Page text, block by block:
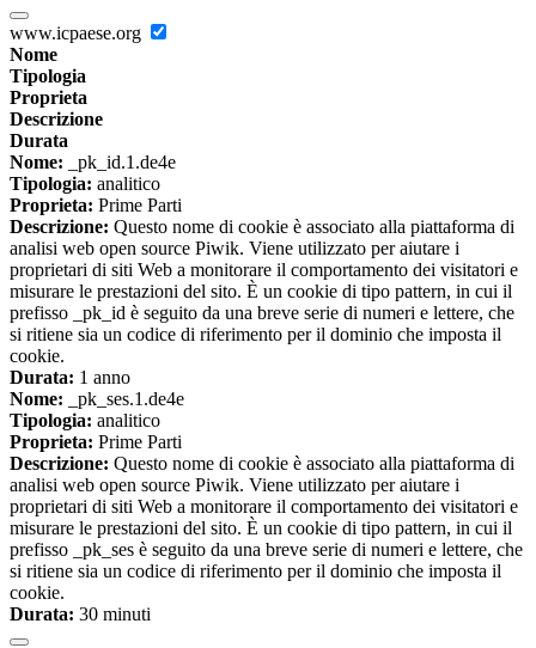
www.icpaese.org
Nome
Tipologia
Proprieta
Descrizione
Durata
Nome: _pk_id.1.de4e
Tipologia: analitico
Proprieta: Prime Parti
Descrizione: Questo nome di cookie è associato alla piattaforma di
analisi web open source Piwik. Viene utilizzato per aiutare i
proprietari di siti Web a monitorare il comportamento dei visitatori e
misurare le prestazioni del sito. È un cookie di tipo pattern, in cui il
prefisso _pk_id è seguito da una breve serie di numeri e lettere, che
si ritiene sia un codice di riferimento per il dominio che imposta il
cookie.
Durata: 1 anno
Nome: _pk_ses.1.de4e
Tipologia: analitico
Proprieta: Prime Parti
Descrizione: Questo nome di cookie è associato alla piattaforma di
analisi web open source Piwik. Viene utilizzato per aiutare i
proprietari di siti Web a monitorare il comportamento dei visitatori e
misurare le prestazioni del sito. È un cookie di tipo pattern, in cui il
prefisso _pk_ses è seguito da una breve serie di numeri e lettere, che
si ritiene sia un codice di riferimento per il dominio che imposta il
cookie.
Durata: 30 minuti